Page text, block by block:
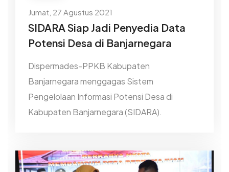
Jumat, 27 Agustus 2021
SIDARA Siap Jadi Penyedia Data
Potensi Desa di Banjarnegara
Dispermades-PPKB Kabupaten
Banjarnegara menggagas Sistem
Pengelolaan Informasi Potensi Desa di
Kabupaten Banjarnegara (SIDARA).